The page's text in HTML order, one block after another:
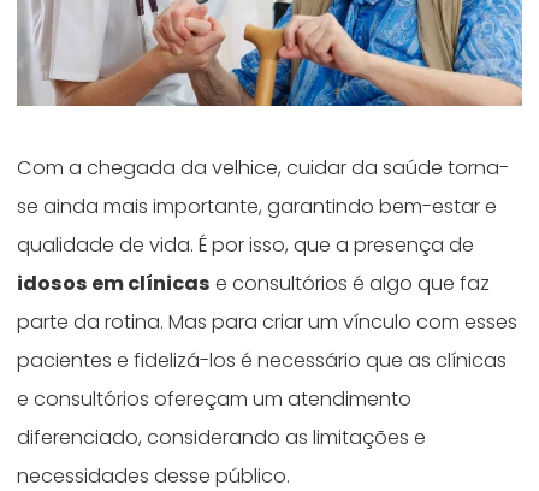
Com a chegada da velhice, cuidar da saúde torna-
se ainda mais importante, garantindo bem-estar e
qualidade de vida. É por isso, que a presença de
idosos em clínicas e consultórios é algo que faz
parte da rotina. Mas para criar um vínculo com esses
pacientes e fidelizá-los é necessário que as clínicas
e consultórios ofereçam um atendimento
diferenciado, considerando as limitações e
necessidades desse público.